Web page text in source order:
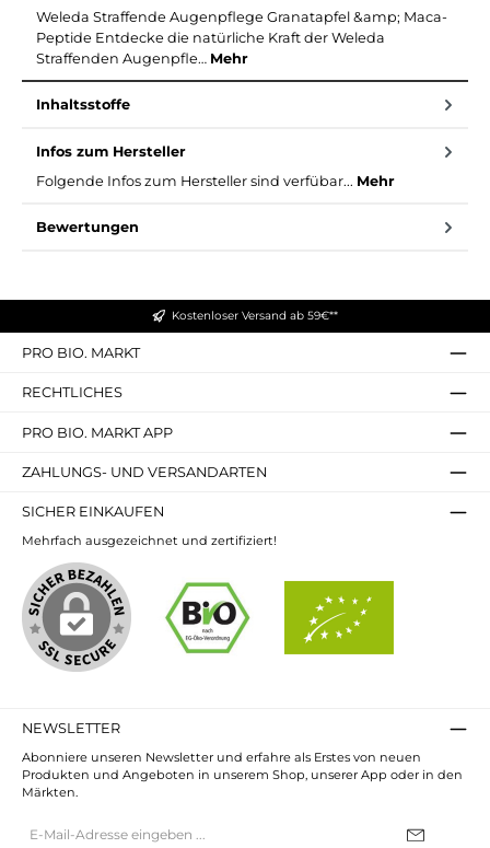
Weleda Straffende Augenpflege Granatapfel &amp; Maca-
Peptide Entdecke die natürliche Kraft der Weleda
Straffenden Augenpfle… Mehr
Inhaltsstoffe
Infos zum Hersteller
Folgende Infos zum Hersteller sind verfübar... Mehr
Bewertungen
Kostenloser Versand ab 59€**
PRO BIO. MARKT
RECHTLICHES
PRO BIO. MARKT APP
ZAHLUNGS- UND VERSANDARTEN
SICHER EINKAUFEN
Mehrfach ausgezeichnet und zertifiziert!
NEWSLETTER
Abonniere unseren Newsletter und erfahre als Erstes von neuen
Produkten und Angeboten in unserem Shop, unserer App oder in den
Märkten.
Mail-